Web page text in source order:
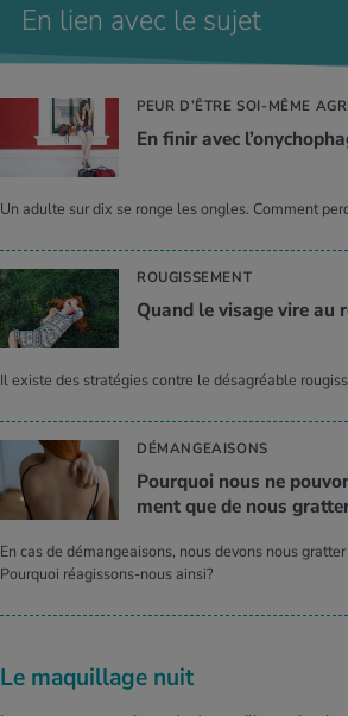
En lien avec le sujet
PEUR D’ÊTRE SOI-MÊME
En finir avec
Un adulte sur dix se ronge les ongles. Comment
ROUGISSEMENT
Quand le visage vire au
Il existe des stratégies contre le désagréable
DÉMANGEAISONS
Pour­quoi nous ne
ment que de nous
En cas de démangeaisons, nous devons nous
Pourquoi réagissons-nous ainsi?
Le maquillage nuit